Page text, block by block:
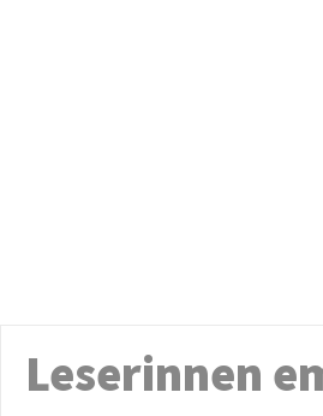
Leserinnen